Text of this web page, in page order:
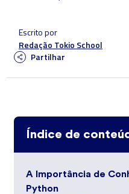
Escrito por
Redação Tokio School
Partilhar
Índice de
A Importância de
Python